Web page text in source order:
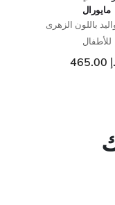
مايورال
باللون الزهرى
للأطفال